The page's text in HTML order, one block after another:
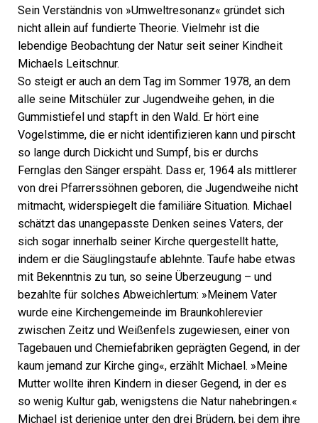
Sein Verständnis von »Umweltresonanz« gründet sich
nicht allein auf fundierte Theorie. Vielmehr ist die
lebendige Beobachtung der Natur seit seiner Kindheit
Michaels Leitschnur.
So steigt er auch an dem Tag im Sommer 1978, an dem
alle seine Mitschüler zur Jugendweihe gehen, in die
Gummistiefel und stapft in den Wald. Er hört eine
Vogelstimme, die er nicht identifizieren kann und pirscht
so lange durch Dickicht und Sumpf, bis er durchs
Fernglas den Sänger erspäht. Dass er, 1964 als mittlerer
von drei Pfarrerssöhnen geboren, die Jugendweihe nicht
mitmacht, widerspiegelt die familiäre Situation. Michael
schätzt das unangepasste Denken seines Vaters, der
sich sogar innerhalb seiner Kirche quergestellt hatte,
indem er die Säuglingstaufe ablehnte. Taufe habe etwas
mit Bekenntnis zu tun, so seine Überzeugung – und
bezahlte für solches Abweichlertum: »Meinem Vater
wurde eine Kirchengemeinde im Braunkohlerevier
zwischen Zeitz und Weißenfels zugewiesen, einer von
Tagebauen und Chemiefabriken geprägten Gegend, in der
kaum jemand zur Kirche ging«, erzählt Michael. »Meine
Mutter wollte ihren Kindern in dieser Gegend, in der es
so wenig Kultur gab, wenigstens die Natur nahebringen.«
Michael ist derjenige unter den drei Brüdern, bei dem ihre